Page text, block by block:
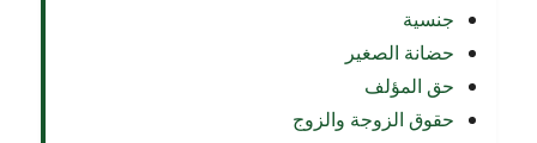
جنسية
حضانة الصغير
حق المؤلف
حقوق الزوجة والزوج